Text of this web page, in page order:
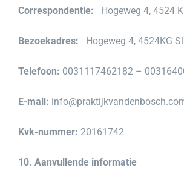
Correspondentie: Hogeweg 4, 4524
Bezoekadres: Hogeweg 4, 4524KG
Telefoon: 0031117462182 –
E-mail:
Kvk-nummer: 20161742
10. Aanvullende informatie